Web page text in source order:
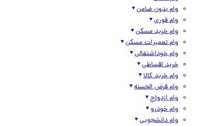
وام بدون ضامن
وام فوری
وام خرید مسکن
وام تعمیرات مسکن
وام خوداشتغالی
خرید اقساطی
وام خرید کالا
وام قرض الحسنه
وام ازدواج
وام خودرو
وام دانشجویی